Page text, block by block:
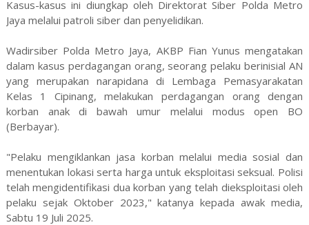
Kasus-kasus ini diungkap oleh Direktorat Siber Polda Metro
Jaya melalui patroli siber dan penyelidikan.
Wadirsiber Polda Metro Jaya, AKBP Fian Yunus mengatakan
dalam kasus perdagangan orang, seorang pelaku berinisial AN
yang merupakan narapidana di Lembaga Pemasyarakatan
Kelas 1 Cipinang, melakukan perdagangan orang dengan
korban anak di bawah umur melalui modus open BO
(Berbayar).
"Pelaku mengiklankan jasa korban melalui media sosial dan
menentukan lokasi serta harga untuk eksploitasi seksual. Polisi
telah mengidentifikasi dua korban yang telah dieksploitasi oleh
pelaku sejak Oktober 2023," katanya kepada awak media,
Sabtu 19 Juli 2025.